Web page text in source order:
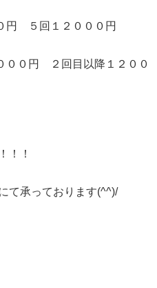
円 ５回１２０００円
００円 ２回目以降１２００
！！
て承っております(^^)/